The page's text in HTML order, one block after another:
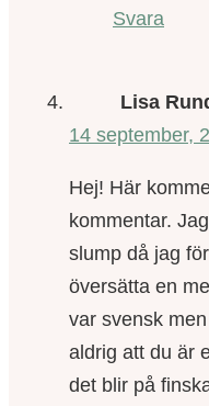
Svara
Lisa
14 september,
Hej! Här
kommentar.
slump då jag
översätta en
var svensk
aldrig att du är
det blir på